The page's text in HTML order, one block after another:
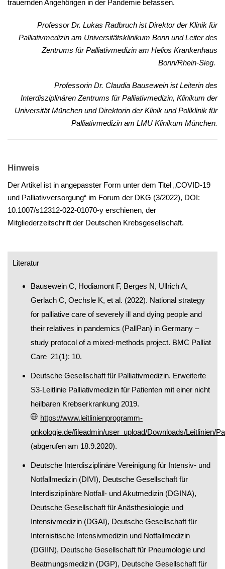
trauernden Angehörigen in der Pandemie befassen.
Professor Dr. Lukas Radbruch ist Direktor der Klinik für
Palliativmedizin am Universitätsklinikum Bonn und Leiter des
Zentrums für Palliativmedizin am Helios Krankenhaus
Bonn/Rhein-Sieg.
Professorin Dr. Claudia Bausewein ist Leiterin des
Interdisziplinären Zentrums für Palliativmedizin, Klinikum der
Universität München und Direktorin der Klinik und Poliklinik für
Palliativmedizin am LMU Klinikum München.
Hinweis
Der Artikel ist in angepasster Form unter dem Titel „COVID-19
und Palliativversorgung“ im Forum der DKG (3/2022), DOI:
10.1007/s12312-022-01070-y erschienen, der
Mitgliederzeitschrift der Deutschen Krebsgesellschaft.
Literatur
Bausewein C, Hodiamont F, Berges N, Ullrich A,
Gerlach C, Oechsle K, et al. (2022). National strategy
for palliative care of severely ill and dying people and
their relatives in pandemics (PallPan) in Germany –
study protocol of a mixed-methods project. BMC Palliat
Care 21(1): 10.
Deutsche Gesellschaft für Palliativmedizin. Erweiterte
S3-Leitlinie Palliativmedizin für Patienten mit einer nicht
heilbaren Krebserkrankung 2019.
https://www.leitlinienprogramm-
onkologie.de/fileadmin/user_upload/Downloads/Leitlinien/
(abgerufen am 18.9.2020).
Deutsche Interdisziplinäre Vereinigung für Intensiv- und
Notfallmedizin (DIVI), Deutsche Gesellschaft für
Interdisziplinäre Notfall- und Akutmedizin (DGINA),
Deutsche Gesellschaft für Anästhesiologie und
Intensivmedizin (DGAI), Deutsche Gesellschaft für
Internistische Intensivmedizin und Notfallmedizin
(DGIIN), Deutsche Gesellschaft für Pneumologie und
Beatmungsmedizin (DGP), Deutsche Gesellschaft für